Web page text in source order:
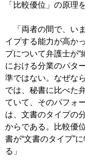
「比較優位」の原理
「両者の間で、い
イプする能力が高か
プについて弁護士が“
における分業のパタ
準ではない。なぜな
では、秘書に比べた
ていて、そのパフォ
は、文書のタイプの
からである。比較優
書が“文書のタイプ”
る」